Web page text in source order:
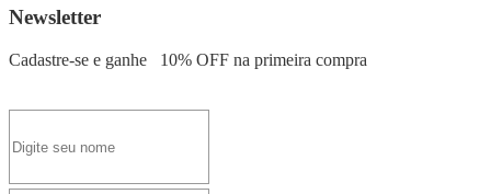
Newsletter
Cadastre-se e ganhe 10% OFF na primeira compra